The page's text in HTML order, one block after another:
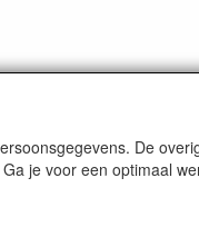
De
je voor een optimaal